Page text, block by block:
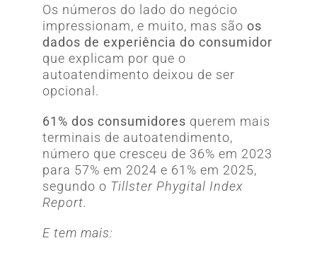
Os números do lado do negócio
impressionam, e muito, mas são os
dados de experiência do consumidor
que explicam por que o
autoatendimento deixou de ser
opcional.
61% dos consumidores querem mais
terminais de autoatendimento,
número que cresceu de 36% em 2023
para 57% em 2024 e 61% em 2025,
segundo o Tillster Phygital Index
Report.
E tem mais: